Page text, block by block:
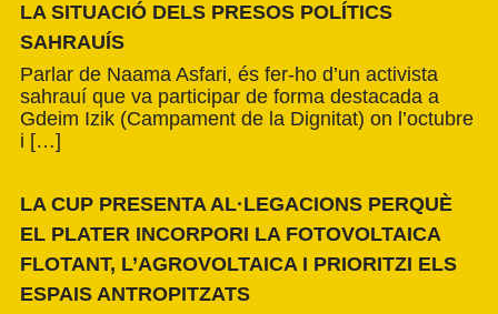
LA SITUACIÓ DELS PRESOS POLÍTICS
SAHRAUÍS
Parlar de Naama Asfari, és fer-ho d’un activista
sahrauí que va participar de forma destacada a
Gdeim Izik (Campament de la Dignitat) on l’octubre
i […]
LA CUP PRESENTA AL·LEGACIONS PERQUÈ
EL PLATER INCORPORI LA FOTOVOLTAICA
FLOTANT, L’AGROVOLTAICA I PRIORITZI ELS
ESPAIS ANTROPITZATS